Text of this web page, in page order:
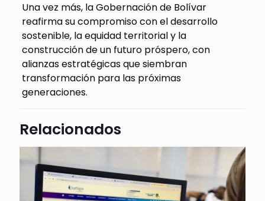
Una vez más, la Gobernación de Bolívar
reafirma su compromiso con el desarrollo
sostenible, la equidad territorial y la
construcción de un futuro próspero, con
alianzas estratégicas que siembran
transformación para las próximas
generaciones.
Relacionados